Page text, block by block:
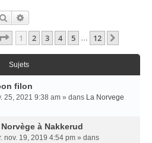
Rechercher
Page 1Sur
1 2 3 4 5 … 12
Sujets
filon
25, 2021 9:38 am » dans La Norvege
à Nakkerud
nov. 19, 2019 4:54 pm » dans